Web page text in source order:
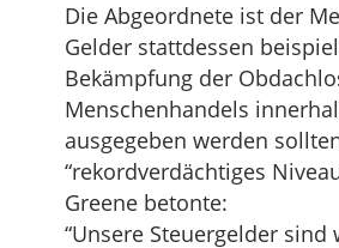
Die Abgeordnete ist der
Gelder stattdessen
Bekämpfung der
Menschenhandels
ausgegeben werden
“rekordverdächtiges
Greene betonte:
“Unsere Steuergelder